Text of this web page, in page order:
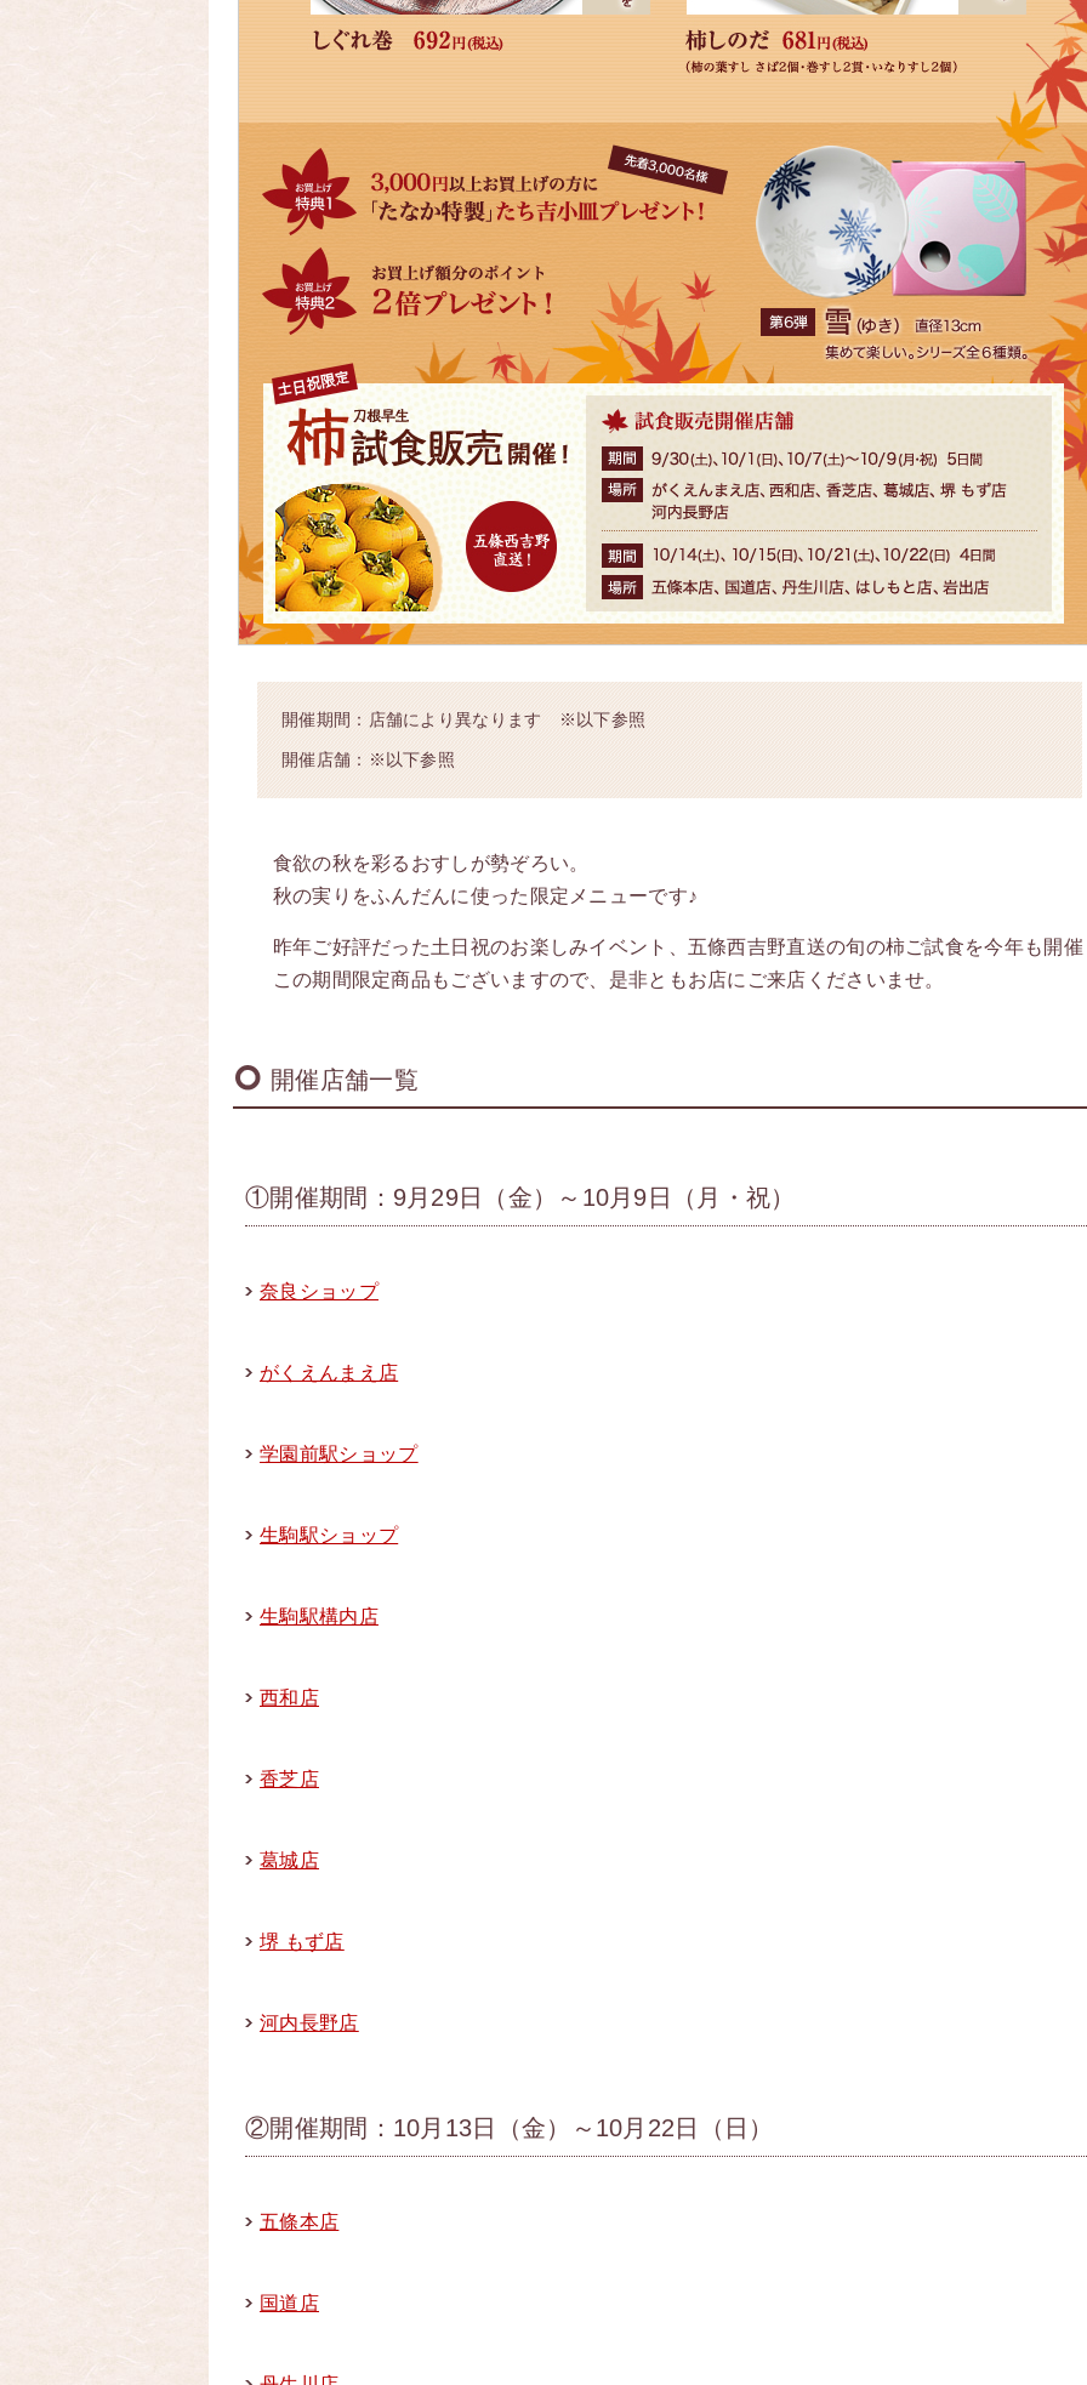
開催期間：店舗により異なります ※以下参照
開催店舗：※以下参照
食欲の秋を彩るおすしが勢ぞろい。
秋の実りをふんだんに使った限定メニューです♪
昨年ご好評だった土日祝のお楽しみイベント、五條西吉野直送の旬の柿ご試食を今年も開催
この期間限定商品もございますので、是非ともお店にご来店くださいませ。
開催店舗一覧
①開催期間：9月29日（金）～10月9日（月・祝）
奈良ショップ
がくえんまえ店
学園前駅ショップ
生駒駅ショップ
生駒駅構内店
西和店
香芝店
葛城店
堺 もず店
河内長野店
②開催期間：10月13日（金）～10月22日（日）
五條本店
国道店